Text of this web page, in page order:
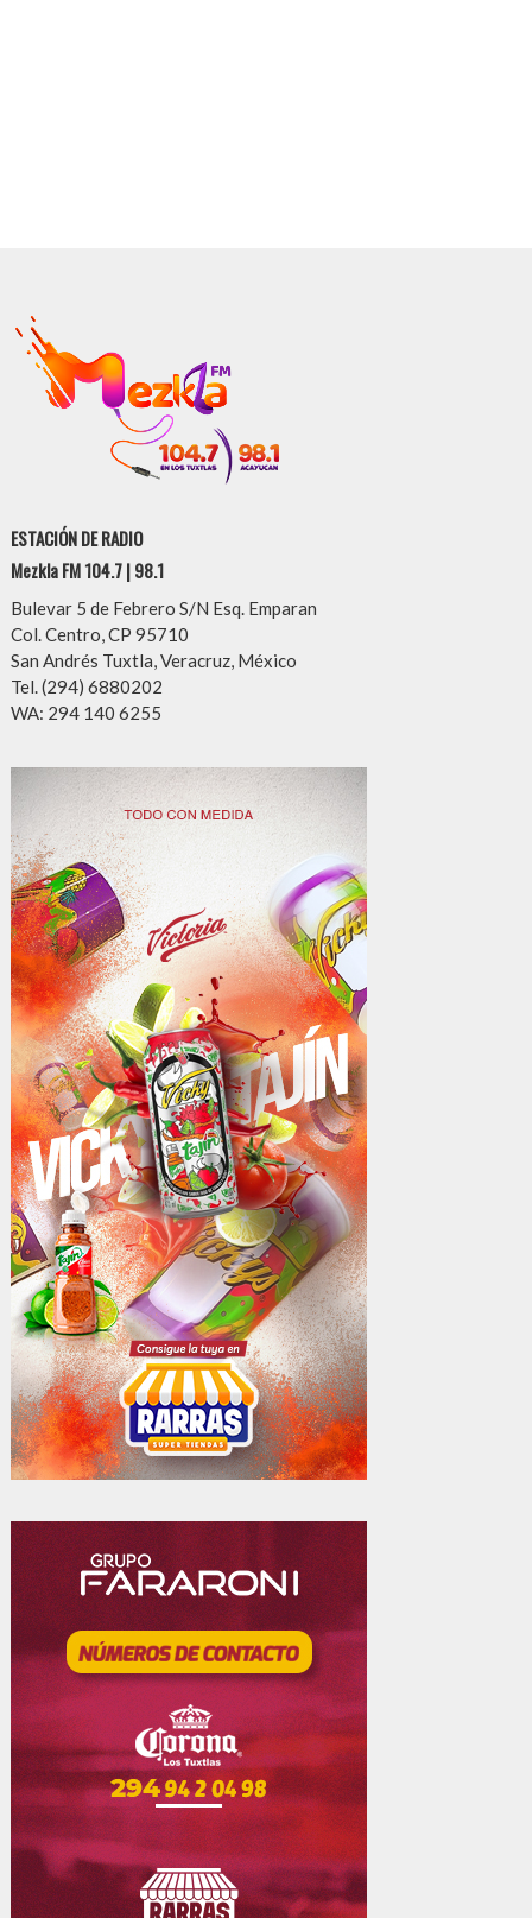
ESTACIÓN DE RADIO
Mezkla FM 104.7 | 98.1
Bulevar 5 de Febrero S/N Esq. Emparan
Col. Centro, CP 95710
San Andrés Tuxtla, Veracruz, México
Tel. (294) 6880202
WA: 294 140 6255